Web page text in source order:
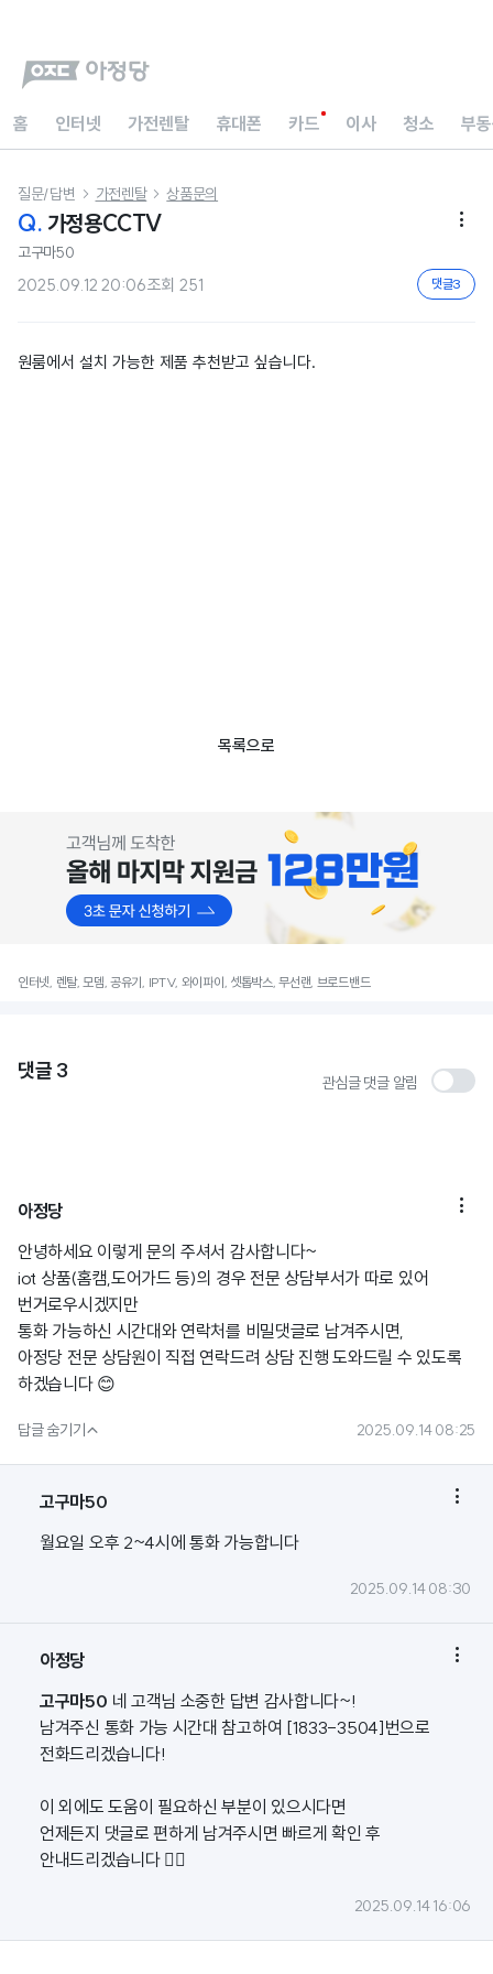
홈 인터넷 가전렌탈 휴대폰 카드 이사 청소 부
질문/답변  가전렌탈  상품문의
Q. 가정용CCTV 
고구마50
2025.09.12 20:06조회 251 댓글3
원룸에서 설치 가능한 제품 추천받고 싶습니다.
목록으로
인터넷, 렌탈, 모뎀, 공유기, IPTV, 와이파이, 셋톱박스, 무선랜, 브로드밴드
댓글 3 관심글 댓글 알림
아정당 
안녕하세요 이렇게 문의 주셔서 감사합니다~
iot 상품(홈캠,도어가드 등)의 경우 전문 상담부서가 따로 있어
번거로우시겠지만
통화 가능하신 시간대와 연락처를 비밀댓글로 남겨주시면,
아정당 전문 상담원이 직접 연락드려 상담 진행 도와드릴 수 있도록
하겠습니다 😊
답글 숨기기 2025.09.14 08:25
고구마50 
월요일 오후 2~4시에 통화 가능합니다
2025.09.14 08:30
아정당 
고구마50 네 고객님 소중한 답변 감사합니다~!
남겨주신 통화 가능 시간대 참고하여 [1833-3504]번으로
전화드리겠습니다!
이 외에도 도움이 필요하신 부분이 있으시다면
언제든지 댓글로 편하게 남겨주시면 빠르게 확인 후
안내드리겠습니다 🙇‍♀️
2025.09.14 16:06